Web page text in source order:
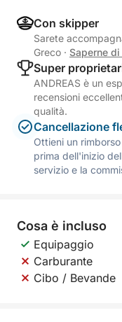
Con skipper
Sarete
Greco · Saperne
Super
ANDREAS è un
recensioni
qualità.
Cancellazione
Ottieni un
prima dell'inizio
servizio e la
Cosa è incluso
Equipaggio
Carburante
Cibo / Bevande